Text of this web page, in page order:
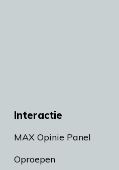
Interactie
MAX Opinie Panel
Oproepen